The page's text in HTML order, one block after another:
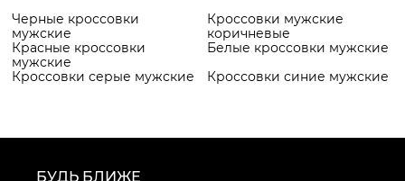
Черные кроссовки
мужские
Кроссовки мужские
коричневые
Красные кроссовки
мужские
Белые кроссовки мужские
Кроссовки серые мужские
Кроссовки синие мужские
БУДЬ БЛИЖЕ